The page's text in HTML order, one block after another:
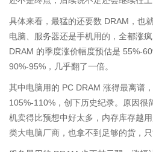
具体来看，最猛的还要数 DRAM，也
电脑、服务器还是手机用的，全都涨
DRAM 的季度涨价幅度预估是 55%-
90%-95%，几乎翻了一倍。
其中电脑用的 PC DRAM 涨得最离谱
105%-110%，创下历史纪录。原因很
机卖得比预想中好太多，内存库存越
类大电脑厂商，也拿不到足够的货，只